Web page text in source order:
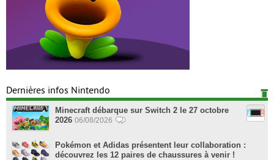
Dernières infos Nintendo
Minecraft débarque sur Switch 2 le 27 octobre
2026 06/08/2026
Pokémon et Adidas présentent leur collaboration :
découvrez les 12 paires de chaussures à venir !